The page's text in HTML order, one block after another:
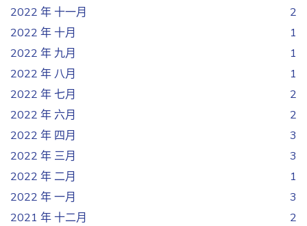
2022 年 十一月
2
2022 年 十月
1
2022 年 九月
1
2022 年 八月
1
2022 年 七月
2
2022 年 六月
2
2022 年 四月
3
2022 年 三月
3
2022 年 二月
1
2022 年 一月
3
2021 年 十二月
2